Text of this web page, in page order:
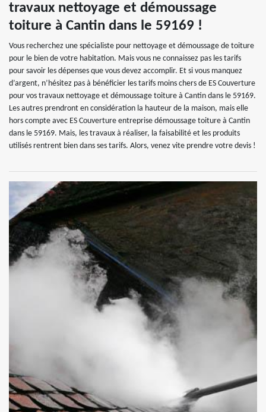
travaux nettoyage et démoussage
toiture à Cantin dans le 59169 !
Vous recherchez une spécialiste pour nettoyage et démoussage de toiture
pour le bien de votre habitation. Mais vous ne connaissez pas les tarifs
pour savoir les dépenses que vous devez accomplir. Et si vous manquez
d’argent, n’hésitez pas à bénéficier les tarifs moins chers de ES Couverture
pour vos travaux nettoyage et démoussage toiture à Cantin dans le 59169.
Les autres prendront en considération la hauteur de la maison, mais elle
hors compte avec ES Couverture entreprise démoussage toiture à Cantin
dans le 59169. Mais, les travaux à réaliser, la faisabilité et les produits
utilisés rentrent bien dans ses tarifs. Alors, venez vite prendre votre devis !